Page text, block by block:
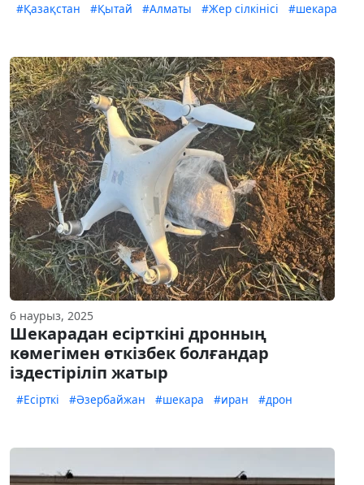
#Қазақстан #Қытай #Алматы #Жер сілкінісі #шекара
6 наурыз, 2025
Шекарадан есірткіні дронның
көмегімен өткізбек болғандар
іздестіріліп жатыр
#Есірткі #Әзербайжан #шекара #иран #дрон